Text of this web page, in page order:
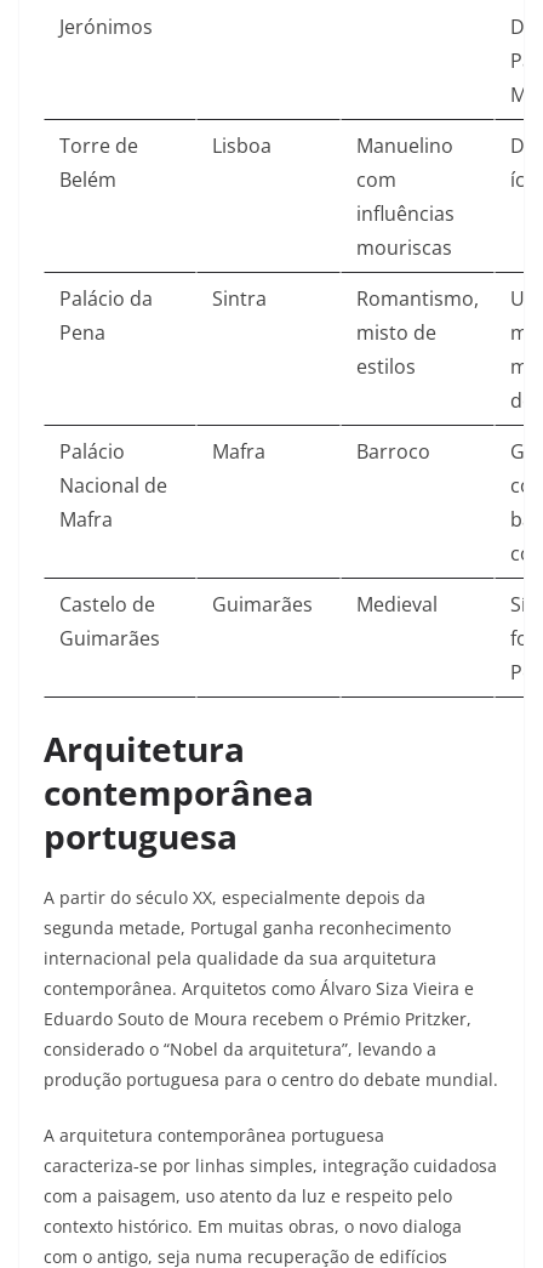
Jerónimos
Torre de
Belém
Lisboa
Manuelino
com
influências
mouriscas
Palácio da
Pena
Sintra
Romantismo,
misto de
estilos
do
Palácio
Nacional de
Mafra
Mafra Barroco
Castelo de
Guimarães
Guimarães Medieval
Arquitetura
contemporânea
portuguesa
A partir do século XX, especialmente depois da
segunda metade, Portugal ganha reconhecimento
internacional pela qualidade da sua arquitetura
contemporânea. Arquitetos como Álvaro Siza Vieira e
Eduardo Souto de Moura recebem o Prémio Pritzker,
considerado o “Nobel da arquitetura”, levando a
produção portuguesa para o centro do debate mundial.​
A arquitetura contemporânea portuguesa
caracteriza‑se por linhas simples, integração cuidadosa
com a paisagem, uso atento da luz e respeito pelo
contexto histórico. Em muitas obras, o novo dialoga
com o antigo, seja numa recuperação de edifícios